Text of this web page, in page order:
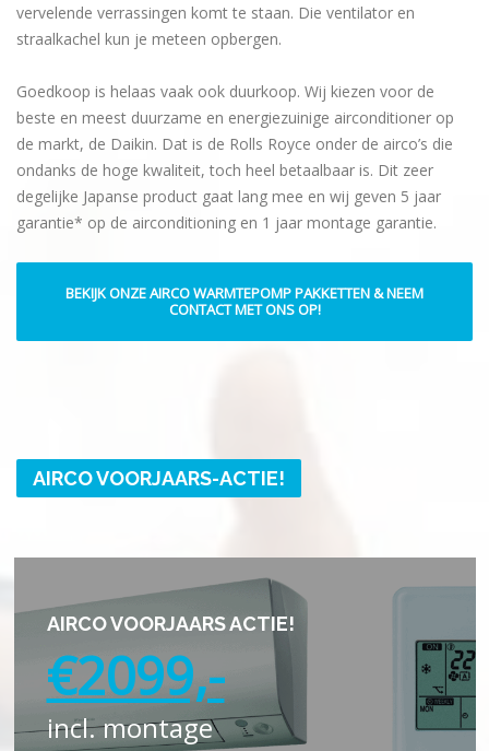
vervelende verrassingen komt te staan. Die ventilator en
straalkachel kun je meteen opbergen.
Goedkoop is helaas vaak ook duurkoop. Wij kiezen voor de
beste en meest duurzame en energiezuinige airconditioner op
de markt, de Daikin. Dat is de Rolls Royce onder de airco’s die
ondanks de hoge kwaliteit, toch heel betaalbaar is. Dit zeer
degelijke Japanse product gaat lang mee en wij geven 5 jaar
garantie* op de airconditioning en 1 jaar montage garantie.
BEKIJK ONZE AIRCO WARMTEPOMP PAKKETTEN & NEEM
CONTACT MET ONS OP!
AIRCO VOORJAARS-ACTIE!
Geldig tot 15 MEI
AIRCO VOORJAARS ACTIE!
€2099,-
incl. montage